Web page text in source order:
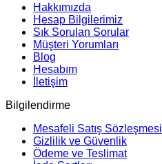
Hakkımızda
Hesap Bilgilerimiz
Sık Sorulan Sorular
Müşteri Yorumları
Blog
Hesabım
İletişim
Bilgilendirme
Mesafeli Satış Sözleşmesi
Gizlilik ve Güvenlik
Ödeme ve Teslimat